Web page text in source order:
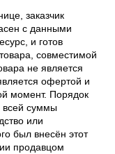
заказчик
с данными
и готов
совместимой
не является
офертой и
момент. Порядок
всей суммы
или
был внесён этот
продавцом